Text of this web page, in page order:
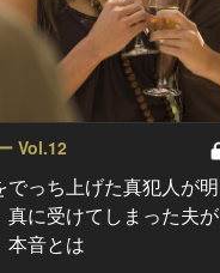
Vol.12
でっち上げた真犯人が明
に受けてしまった夫が
本音とは